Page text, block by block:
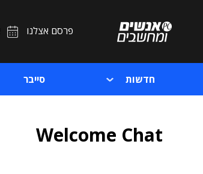
פרסם אצלנו
חדשות סייבר
Welcome Chat